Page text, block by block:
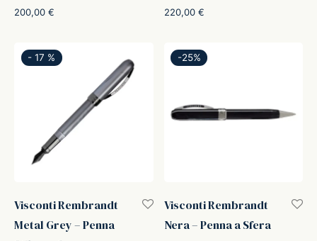
200,00 € 220,00 €
- 17 %
Visconti Rembrandt
Metal Grey – Penna
-25%
Visconti Rembrandt
Nera – Penna a Sfera